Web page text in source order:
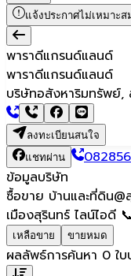
แจ้งประกาศไม่เหมาะส
พาราดีแกรนด์แลนด์
พาราดีแกรนด์แลนด์
บริษัทอสังหาริมทรัพย์,
ลงทะเบียนสนใจ
แชทผ่าน
ข้อมูลบริษัท
ซื้อขาย บ้านและที่ดิน
เมืองสุรินทร์ ไลน์ไอดี
เหลือขาย ขายหมด
ผลลัพธ์การค้นหา 0 ใ